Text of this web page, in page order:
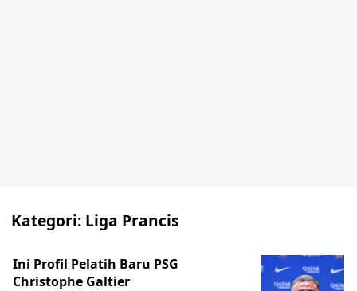
Kategori: Liga Prancis
Ini Profil Pelatih Baru PSG
Christophe Galtier